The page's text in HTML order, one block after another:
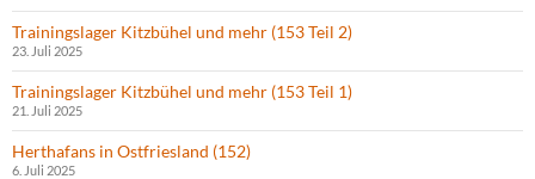
Trainingslager Kitzbühel und mehr (153 Teil 2)
23. Juli 2025
Trainingslager Kitzbühel und mehr (153 Teil 1)
21. Juli 2025
Herthafans in Ostfriesland (152)
6. Juli 2025